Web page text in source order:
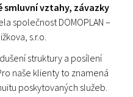
smluvní vztahy, závazky
společnost DOMOPLAN –
s.r.o.
struktury a posílení
naše klienty to znamená
poskytovaných služeb.